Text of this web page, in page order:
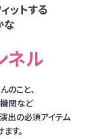
ットする
な
ネル
のこと、
関など
出の必須アイテム
す。